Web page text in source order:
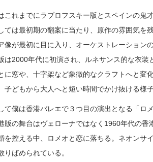
これまでにラブロフスキー版とスペインの鬼
ては最初期の翻案に当たり、原作の雰囲気を
像が最初に目に入り、オーケストレーション
は2000年代に初演され、ルネサンス的な衣
に窓や、十字架など象徴的なクラフトへと変
子どもから大人へと短い時間でかけ抜ける様
て僕は香港バレエで３つ目の演出となる「ロ
版の舞台はヴェローナではなく1960年代の
を控える中、ロメオと恋に落ちる。ネオンサ
りばめられている。